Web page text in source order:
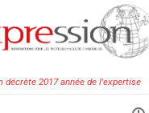
décrète 2017 année de l'expertise